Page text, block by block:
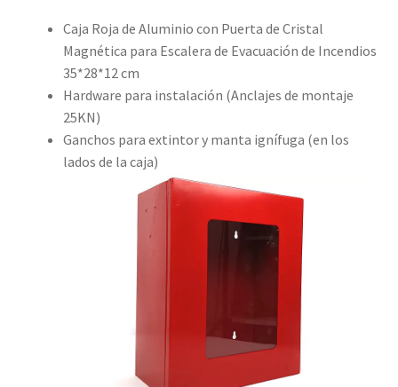
Caja Roja de Aluminio con Puerta de Cristal
Magnética para Escalera de Evacuación de Incendios
35*28*12 cm
Hardware para instalación (Anclajes de montaje
25KN)
Ganchos para extintor y manta ignífuga (en los
lados de la caja)